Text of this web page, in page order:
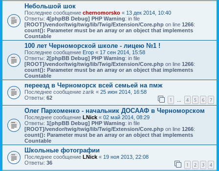
Небольшой шок
Последнее сообщение chernomorsko « 13 дек 2014, 10:40
Ответы: 4[phpBB Debug] PHP Warning: in file
[ROOT]/vendor/twig/twig/lib/Twig/Extension/Core.php on line 1266:
count(): Parameter must be an array or an object that implements
Countable
100 лет Черноморской школе - лицею №1 !
Последнее сообщение Егор « 17 сен 2014, 15:58
Ответы: 2[phpBB Debug] PHP Warning: in file
[ROOT]/vendor/twig/twig/lib/Twig/Extension/Core.php on line 1266:
count(): Parameter must be an array or an object that implements
Countable
переезд в Черноморск всей семьей на пмж
Последнее сообщение zarik « 25 июн 2014, 16:58
Ответы: 62 1 4 5 6 7
Олег Пархоменко - начальник ДОСААФ в Черноморском
Последнее сообщение LNick « 02 май 2014, 08:29
Ответы: 1[phpBB Debug] PHP Warning: in file
[ROOT]/vendor/twig/twig/lib/Twig/Extension/Core.php on line 1266:
count(): Parameter must be an array or an object that implements
Countable
Школьные фотографии
Последнее сообщение LNick « 19 ноя 2013, 22:08
Ответы: 36 1 2 3 4